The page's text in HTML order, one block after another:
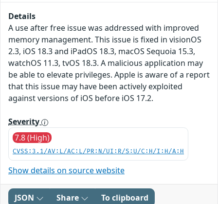
Details
A use after free issue was addressed with improved
memory management. This issue is fixed in visionOS
2.3, iOS 18.3 and iPadOS 18.3, macOS Sequoia 15.3,
watchOS 11.3, tvOS 18.3. A malicious application may
be able to elevate privileges. Apple is aware of a report
that this issue may have been actively exploited
against versions of iOS before iOS 17.2.
Severity
7.8 (High)
CVSS:3.1/AV:L/AC:L/PR:N/UI:R/S:U/C:H/I:H/A:H
Show details on source website
JSON Share To clipboard